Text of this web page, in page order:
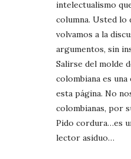
intelectualismo
columna. Usted lo
volvamos a la
argumentos, sin
Salirse del molde
colombiana es
esta página. No
colombianas, por
Pido cordura…es
lector asiduo…